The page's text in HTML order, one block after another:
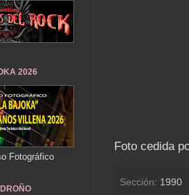
Foto cedida
Sección: 1990
2026
Fotográfico